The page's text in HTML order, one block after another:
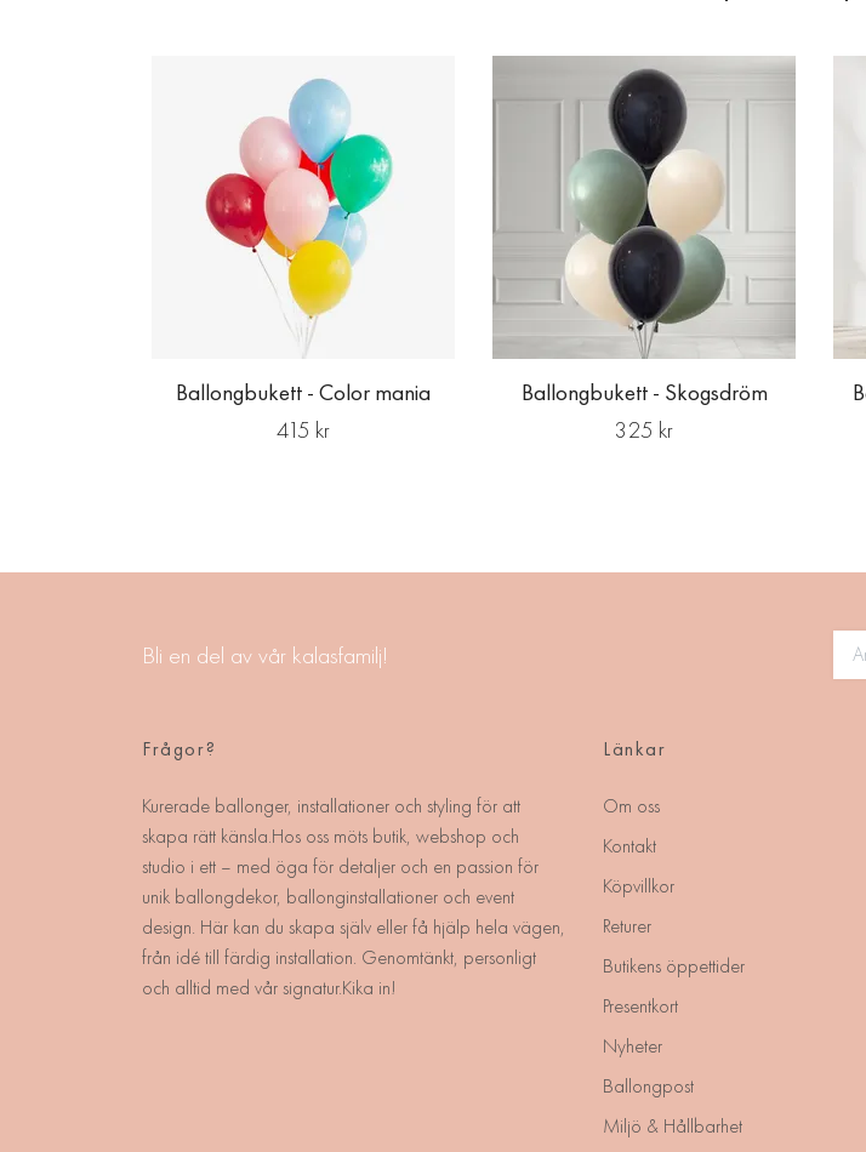
Ballongbukett - Color mania
415 kr
Ballongbukett - Skogsdröm
325 kr
Bli en del av vår kalasfamilj!
Frågor?
Kurerade ballonger, installationer och styling för att
skapa rätt känsla.Hos oss möts butik, webshop och
studio i ett – med öga för detaljer och en passion för
unik ballongdekor, ballonginstallationer och event
design. Här kan du skapa själv eller få hjälp hela vägen,
från idé till färdig installation. Genomtänkt, personligt
och alltid med vår signatur.Kika in!
Länkar
Om oss
Kontakt
Köpvillkor
Returer
Butikens öppettider
Presentkort
Nyheter
Ballongpost
Miljö & Hållbarhet